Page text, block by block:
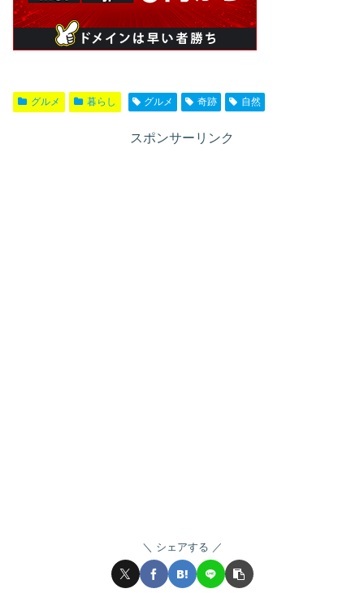
グルメ 暮らし グルメ 奇跡 自然
スポンサーリンク
シェアする